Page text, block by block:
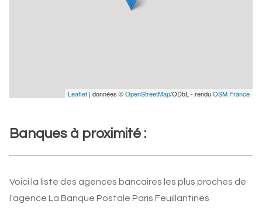
Leaflet | données ©OpenStreetMap/ODbL - renduOSM France
Banques à proximité :
Voici la liste des agences bancaires les plus proches de
l'agence La Banque Postale Paris Feuillantines